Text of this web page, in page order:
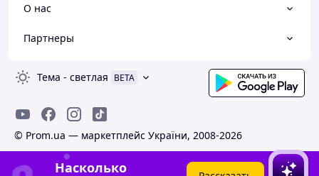
О нас
Партнеры
Тема - светлая BETA
© Prom.ua — маркетплейс України, 2008-2026
Насколько